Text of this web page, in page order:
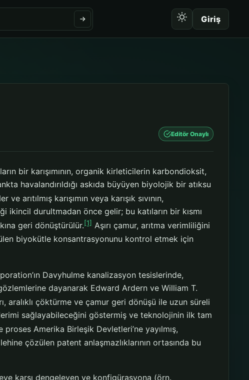
Giriş
Editör Onaylı
bir karışımının, organik kirleticilerin karbondioksit,
havalandırıldığı askıda büyüyen biyolojik bir atıksu
karışımın veya karışık sıvının,
ikincil durultmadan önce gelir; bu katıların bir kısmı
geri dönüştürülür.[1] Aşırı çamur, arıtma verimliliğini
biyokütle konsantrasyonunu kontrol etmek için
Davyhulme kanalizasyon tesislerinde,
dayanarak Edward Ardern ve William T.
aralıklı çöktürme ve çamur geri dönüşü ile uzun süreli
sağlayabileceğini göstermiş ve teknolojinin ilk tam
Amerika Birleşik Devletleri’ne yayılmış,
çözülen patent anlaşmazlıklarının ortasında bu
karşı dengeleyen ve konfigürasyona (örn.